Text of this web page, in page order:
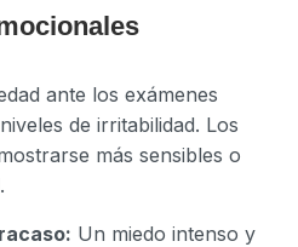
ante los exámenes
de irritabilidad. Los
más sensibles o
Un miedo intenso y